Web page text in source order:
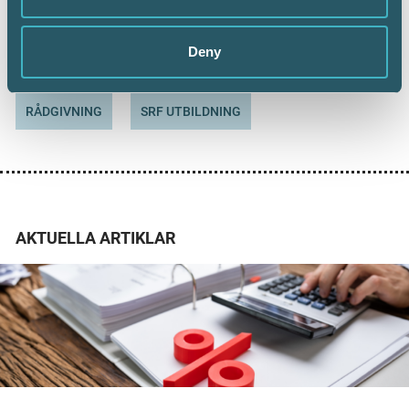
Deny
RÅDGIVNING SRF UTBILDNING
AKTUELLA ARTIKLAR